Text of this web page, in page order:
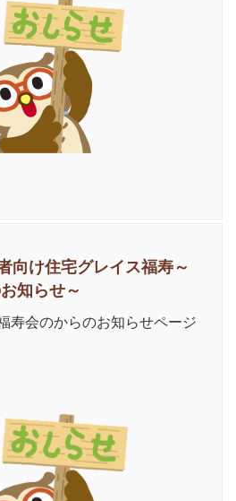
向け住宅グレイス福寿～
知らせ～
寿会のからのお知らせページ